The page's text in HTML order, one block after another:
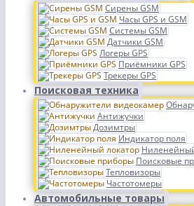
Сирены GSM
Часы GPS и GSM
Системы GSM
Датчики GSM
Логеры GPS
Приёмники GPS
Трекеры GPS
Поисковая техника
Антижучки
Дозимтры
Индикатор поля
Поисковые
Тепловизоры
Частотомеры
Автомобильные товары